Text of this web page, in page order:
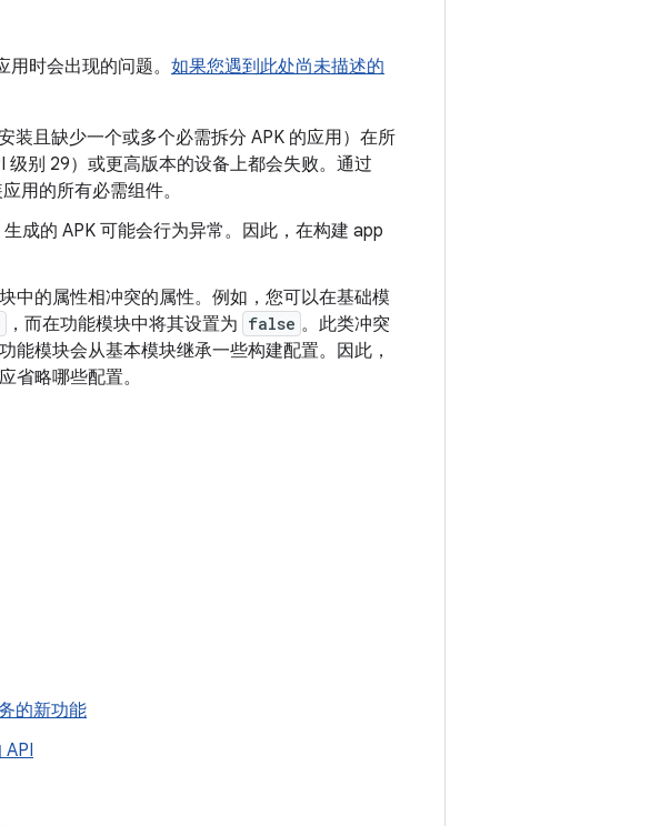
时会出现的问题。 如果您遇到此处尚未描述的
装且缺少一个或多个必需拆分 APK 的应用）在所
别 29）或更高版本的设备上都会失败。通过
用的所有必需组件。
成的 APK 可能会行为异常。因此，在构建 app
中的属性相冲突的属性。例如，您可以在基础模
，而在功能模块中将其设置为 false 。此类冲突
模块会从基本模块继承一些构建配置。因此，
省略哪些配置。
的新功能
API